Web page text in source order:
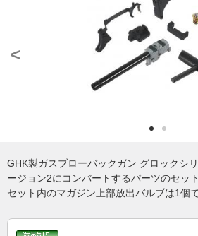
<
GHK製ガスブローバックガン グロックシ
ージョン2にコンバートするパーツのセット
セット内のマガジン上部放出バルブは1個で